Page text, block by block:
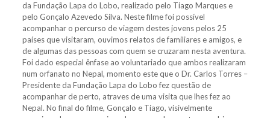
da Fundação Lapa do Lobo, realizado pelo Tiago Marques e
pelo Gonçalo Azevedo Silva. Neste filme foi possível
acompanhar o percurso de viagem destes jovens pelos 25
países que visitaram, ouvimos relatos de familiares e amigos, e
de algumas das pessoas com quem se cruzaram nesta aventura.
Foi dado especial ênfase ao voluntariado que ambos realizaram
num orfanato no Nepal, momento este que o Dr. Carlos Torres –
Presidente da Fundação Lapa do Lobo fez questão de
acompanhar de perto, atraves de uma visita que lhes fez ao
Nepal. No final do filme, Gonçalo e Tiago, visivelmente